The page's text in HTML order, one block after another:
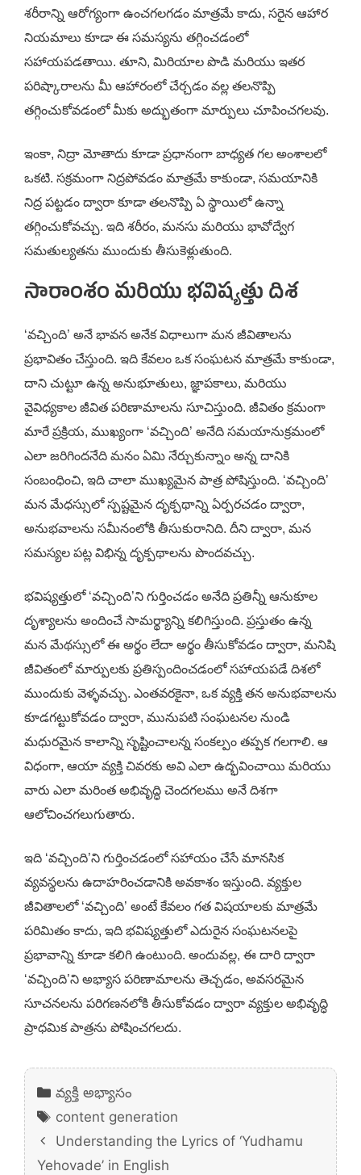
శరీరాన్ని ఆరోగ్యంగా ఉంచగలగడం మాత్రమే కాదు, సరైన ఆహార
నియమాలు కూడా ఈ సమస్యను తగ్గించడంలో
సహాయపడతాయి. తూని, మిరియాల పొడి మరియు ఇతర
పరిష్కారాలను మీ ఆహారంలో చేర్చడం వల్ల తలనొప్పి
తగ్గించుకోవడంలో మీకు అద్భుతంగా మార్పులు చూపించగలవు.
ఇంకా, నిద్రా మోతాదు కూడా ప్రధానంగా బాధ్యత గల అంశాలలో
ఒకటి. సక్రమంగా నిద్రపోవడం మాత్రమే కాకుండా, సమయానికి
నిద్ర పట్టడం ద్వారా కూడా తలనొప్పి ఏ స్థాయిలో ఉన్నా
తగ్గించుకోవచ్చు. ఇది శరీరం, మనసు మరియు భావోద్వేగ
సమతుల్యతను ముందుకు తీసుకెళ్లుతుంది.
సారాంశం మరియు భవిష్యత్తు దిశ
‘వచ్చింది’ అనే భావన అనేక విధాలుగా మన జీవితాలను
ప్రభావితం చేస్తుంది. ఇది కేవలం ఒక సంఘటన మాత్రమే కాకుండా,
దాని చుట్టూ ఉన్న అనుభూతులు, జ్ఞాపకాలు, మరియు
వైవిధ్యకాల జీవిత పరిణామాలను సూచిస్తుంది. జీవితం క్రమంగా
మారే ప్రక్రియ, ముఖ్యంగా ‘వచ్చింది’ అనేది సమయానుక్రమంలో
ఎలా జరిగిందనేది మనం ఏమి నేర్చుకున్నాం అన్న దానికి
సంబంధించి, ఇది చాలా ముఖ్యమైన పాత్ర పోషిస్తుంది. ‘వచ్చింది’
మన మేధస్సులో స్పష్టమైన దృక్పథాన్ని ఏర్పరచడం ద్వారా,
అనుభవాలను సమీనంలోకి తీసుకురానిది. దీని ద్వారా, మన
సమస్యల పట్ల విభిన్న దృక్పథాలను పొందవచ్చు.
భవిష్యత్తులో ‘వచ్చింది’ని గుర్తించడం అనేది ప్రతిన్నీ ఆనుకూల
దృశ్యాలను అందించే సామర్థ్యాన్ని కలిగిస్తుంది. ప్రస్తుతం ఉన్న
మన మేథస్సులో ఈ అర్థం లేదా అర్థం తీసుకోవడం ద్వారా, మనిషి
జీవితంలో మార్పులకు ప్రతిస్పందించడంలో సహాయపడే దిశలో
ముందుకు వెళ్ళవచ్చు. ఎంతవరకైనా, ఒక వ్యక్తి తన అనుభవాలను
కూడగట్టుకోవడం ద్వారా, మునుపటి సంఘటనల నుండి
మధురమైన కాలాన్ని సృష్టించాలన్న సంకల్పం తప్పక గలగాలి. ఆ
విధంగా, ఆయా వ్యక్తి చివరకు అవి ఎలా ఉద్భవించాయి మరియు
వారు ఎలా మరింత అభివృద్ధి చెందగలము అనే దిశగా
ఆలోచించగలుగుతారు.
ఇది ‘వచ్చింది’ని గుర్తించడంలో సహాయం చేసే మానసిక
వ్యవస్థలను ఉదాహరించడానికి అవకాశం ఇస్తుంది. వ్యక్తుల
జీవితాలలో ‘వచ్చింది’ అంటే కేవలం గత విషయాలకు మాత్రమే
పరిమితం కాదు, ఇది భవిష్యత్తులో ఎదురైన సంఘటనలపై
ప్రభావాన్ని కూడా కలిగి ఉంటుంది. అందువల్ల, ఈ దారి ద్వారా
‘వచ్చింది’ని అభ్యాస పరిణామాలను తెచ్చడం, అవసరమైన
సూచనలను పరిగణనలోకి తీసుకోవడం ద్వారా వ్యక్తుల అభివృద్ధి
ప్రాధమిక పాత్రను పోషించగలదు.
Categories
వ్యక్తి అభ్యాసం
Tags
content generation
Understanding the Lyrics of ‘Yudhamu
Yehovade’ in English